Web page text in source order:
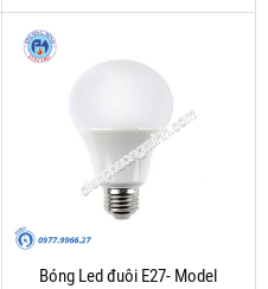
Bóng Led đuôi E27- Model